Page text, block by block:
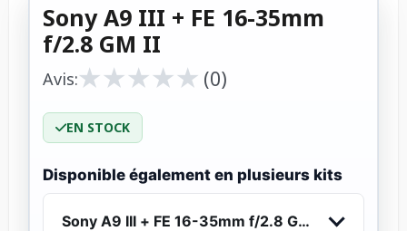
Sony A9 III + FE 16-35mm
f/2.8 GM II
Avis:★
★★
★★
★★
★★
★ (0)
EN STOCK
Disponible également en plusieurs kits
Sony A9 III + FE 16-35mm f/2.8 GM II